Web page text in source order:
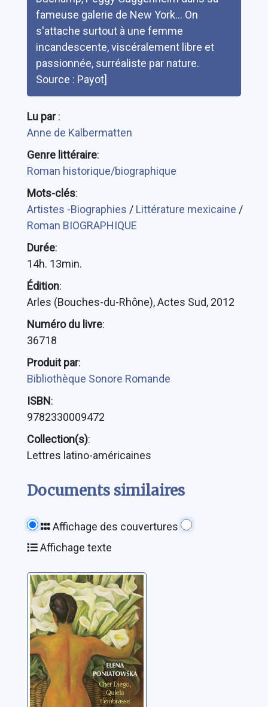
fameuse galerie de New York... On
s'attache surtout à une femme
incandescente, viscéralement libre et
passionnée, surréaliste par nature.
Source : Payot]
Lu par:
Anne de Kalbermatten
Genre littéraire:
Roman historique/biographique
Mots-clés:
Artistes -Biographies / Littérature mexicaine /
Roman BIOGRAPHIQUE
Durée:
14h. 13min.
Édition:
Arles (Bouches-du-Rhône), Actes Sud, 2012
Numéro du livre:
36718
Produit par:
Bibliothèque Sonore Romande
ISBN:
9782330009472
Collection(s):
Lettres latino-américaines
Documents similaires
Affichage des couvertures
Affichage texte
Cher Diego,
Quiela
t'embrasse
Poniatowska, Elena